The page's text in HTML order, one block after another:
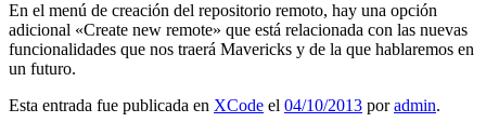
En el menú de creación del repositorio remoto, hay una opción
adicional «Create new remote» que está relacionada con las nuevas
funcionalidades que nos traerá Mavericks y de la que hablaremos en
un futuro.
Esta entrada fue publicada en XCode el 04/10/2013 poradmin.